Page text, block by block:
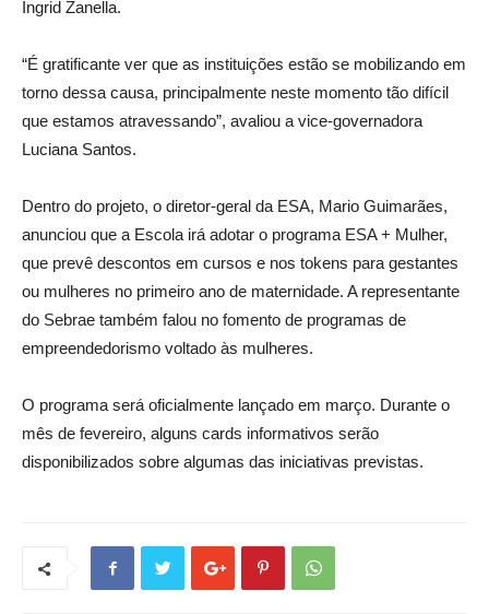
Ingrid Zanella.
“É gratificante ver que as instituições estão se mobilizando em
torno dessa causa, principalmente neste momento tão difícil
que estamos atravessando”, avaliou a vice-governadora
Luciana Santos.
Dentro do projeto, o diretor-geral da ESA, Mario Guimarães,
anunciou que a Escola irá adotar o programa ESA + Mulher,
que prevê descontos em cursos e nos tokens para gestantes
ou mulheres no primeiro ano de maternidade. A representante
do Sebrae também falou no fomento de programas de
empreendedorismo voltado às mulheres.
O programa será oficialmente lançado em março. Durante o
mês de fevereiro, alguns cards informativos serão
disponibilizados sobre algumas das iniciativas previstas.